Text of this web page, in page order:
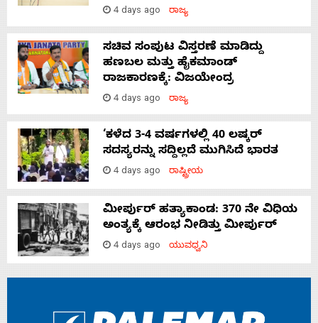
4 days ago ರಾಜ್ಯ
ಸಚಿವ ಸಂಪುಟ ವಿಸ್ತರಣೆ ಮಾಡಿದ್ದು
ಹಣಬಲ ಮತ್ತು ಹೈಕಮಾಂಡ್
ರಾಜಕಾರಣಕ್ಕೆ: ವಿಜಯೇಂದ್ರ
4 days ago ರಾಜ್ಯ
‘ಕಳೆದ 3-4 ವರ್ಷಗಳಲ್ಲಿ 40 ಲಷ್ಕರ್
ಸದಸ್ಯರನ್ನು ಸದ್ದಿಲ್ಲದೆ ಮುಗಿಸಿದೆ ಭಾರತ
4 days ago ರಾಷ್ಟ್ರೀಯ
ಮೀರ್ಪುರ್ ಹತ್ಯಾಕಾಂಡ: 370 ನೇ ವಿಧಿಯ
ಅಂತ್ಯಕ್ಕೆ ಆರಂಭ ನೀಡಿತ್ತು ಮೀರ್ಪುರ್
4 days ago ಯುವಧ್ವನಿ